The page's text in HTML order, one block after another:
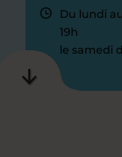
Du lundi
19h
le samedi